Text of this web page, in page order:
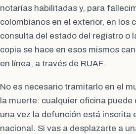
notarías habilitadas y, para
colombianos en el exterior, en los
consulta del estado del registro o
copia se hace en esos mismos
en línea, a través de RUAF.
No es necesario tramitarlo en el
la muerte: cualquier oficina
una vez la defunción está inscrita
nacional. Si vas a desplazarte a